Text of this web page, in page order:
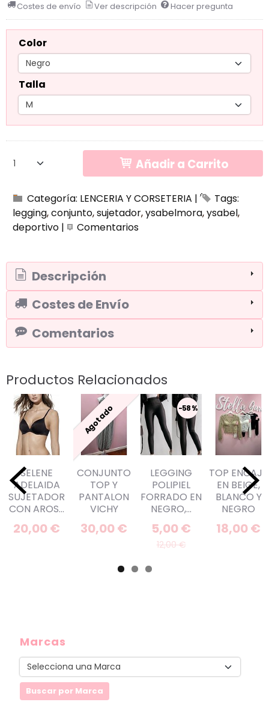
Marcas
Costes de envío Ver descripción Hacer pregunta
Color
Talla
Añadir a Carrito
Categoría: LENCERIA Y CORSETERIA |
Tags:
legging conjunto sujetador ysabelmora ysabel
deportivo | Comentarios
Descripción
Costes de Envío
Comentarios
Productos Relacionados
SELENE
ADELAIDA
SUJETADOR
CON AROS...
20,00 €
Agotado
CONJUNTO
TOP Y
PANTALON
VICHY
30,00 €
-58 %
LEGGING
POLIPIEL
FORRADO EN
NEGRO,...
5,00 €
12,00 €
TOP ENCAJE
EN BEIGE,
BLANCO Y
NEGRO
18,00 €